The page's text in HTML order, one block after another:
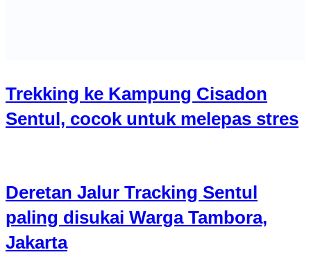
Trekking ke Kampung Cisadon
Sentul, cocok untuk melepas stres
Deretan Jalur Tracking Sentul
paling disukai Warga Tambora,
Jakarta